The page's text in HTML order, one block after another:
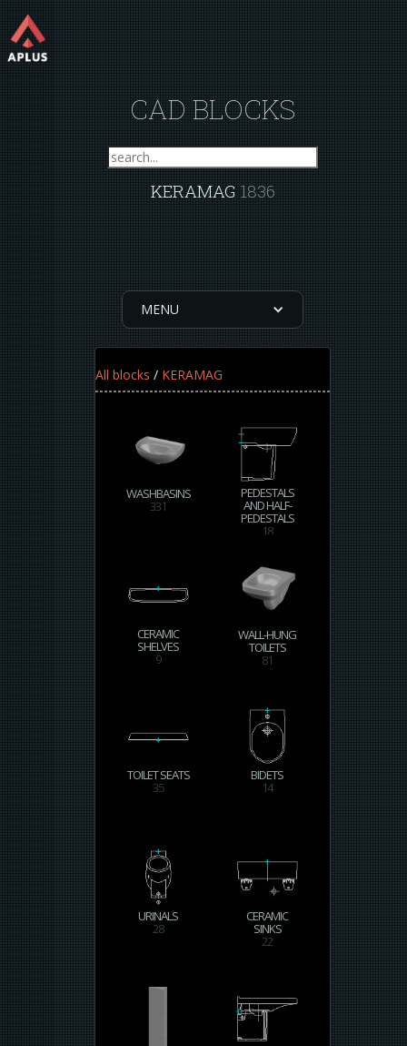
CAD BLOCKS
KERAMAG1836
MENU
All blocks / KERAMAG
WASHBASINS
331
PEDESTALS
AND HALF-
PEDESTALS
18
CERAMIC
SHELVES
9
WALL-HUNG
TOILETS
81
TOILET SEATS
35
BIDETS
14
URINALS
28
CERAMIC
SINKS
22